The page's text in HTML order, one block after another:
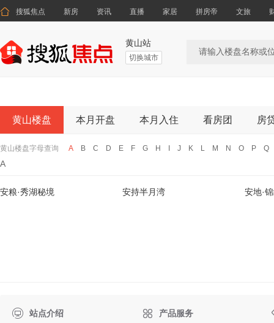
 搜狐焦点 新房 资讯 直播 家居 拼房帝 文旅
黄山站
切换城市
黄山楼盘 本月开盘 本月入住 看房团 房
黄山楼盘字母查询 A B C D E F G H J K L M N O P Q
A
安粮·秀湖秘境 安持半月湾 安地·
站点介绍  产品服务